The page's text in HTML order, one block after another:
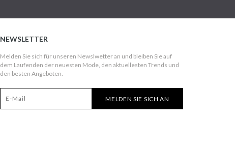
NEWSLETTER
Melden Sie sich für unseren Newslwetter an und bleiben Sie auf
dem Laufenden der neuesten Mode, den aktuellesten Trends und
den besten Angeboten.
MELDEN SIE SICH AN